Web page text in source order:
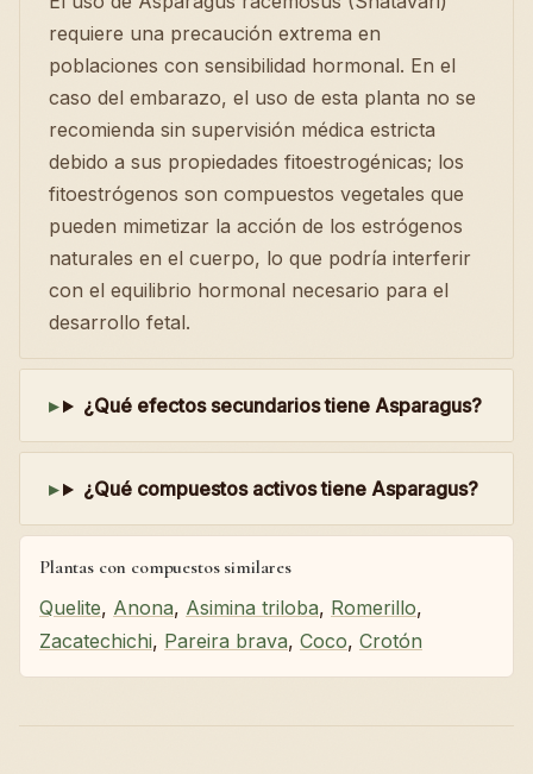
requiere una precaución extrema en
poblaciones con sensibilidad hormonal. En el
caso del embarazo, el uso de esta planta no se
recomienda sin supervisión médica estricta
debido a sus propiedades fitoestrogénicas; los
fitoestrógenos son compuestos vegetales que
pueden mimetizar la acción de los estrógenos
naturales en el cuerpo, lo que podría interferir
con el equilibrio hormonal necesario para el
desarrollo fetal.
¿Qué efectos secundarios tiene Asparagus?
¿Qué compuestos activos tiene Asparagus?
Plantas con compuestos similares
Quelite, Anona, Asimina triloba, Romerillo,
Zacatechichi, Pareira brava, Coco, Crotón